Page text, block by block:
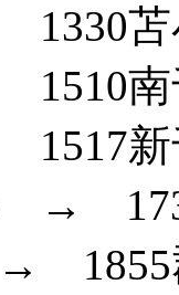
南
新
→